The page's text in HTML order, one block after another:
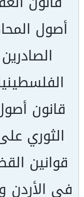
أصول
قانون
الثوري
قوانين
في الأردن